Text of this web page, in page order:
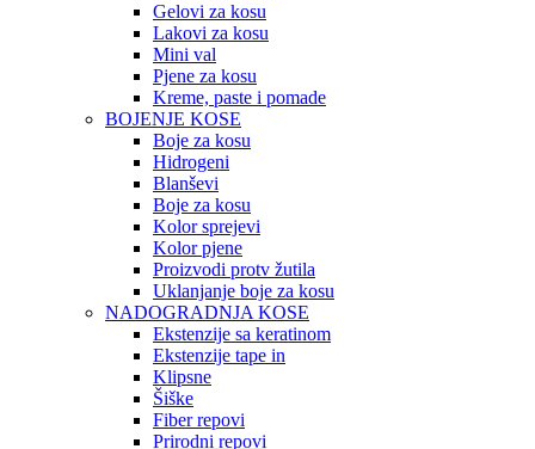
Gelovi za kosu
Lakovi za kosu
Mini val
Pjene za kosu
Kreme, paste i pomade
BOJENJE KOSE
Boje za kosu
Hidrogeni
Blanševi
Boje za kosu
Kolor sprejevi
Kolor pjene
Proizvodi protv žutila
Uklanjanje boje za kosu
NADOGRADNJA KOSE
Ekstenzije sa keratinom
Ekstenzije tape in
Klipsne
Šiške
Fiber repovi
Prirodni repovi